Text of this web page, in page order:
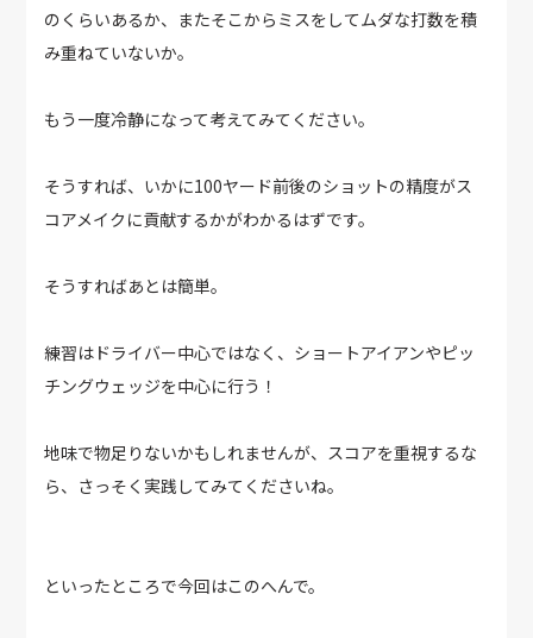
のくらいあるか、またそこからミスをしてムダな打数を積
み重ねていないか。
もう一度冷静になって考えてみてください。
そうすれば、いかに100ヤード前後のショットの精度がス
コアメイクに貢献するかがわかるはずです。
そうすればあとは簡単。
練習はドライバー中心ではなく、ショートアイアンやピッ
チングウェッジを中心に行う！
地味で物足りないかもしれませんが、スコアを重視するな
ら、さっそく実践してみてくださいね。
といったところで今回はこのへんで。